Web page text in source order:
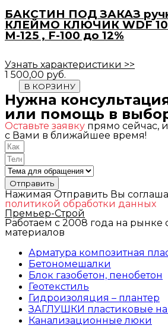
БАКСТИН ПОД ЗАКАЗ
КЛЕЙМО КЛЮЧИК WDF
М-125 , F-100 до 12%
Узнать характеристики >>
1 500,00 руб.
В КОРЗИНУ
Нужна
или помощь в
Оставьте заявку прямо сейчас,
с Вами в ближайшее время!
Отправить
Нажимая Отправить Вы
политикой обработки данных
Премьер-Строй
Работаем с 2008 года на рынке
материалов
Арматура композитная
Бетономешалки
Блок газобетон, пенобетон
Геотекстиль
Гидроизоляция – плантер
ЗАГЛУШКИ пластиковые на
Канализационные люки